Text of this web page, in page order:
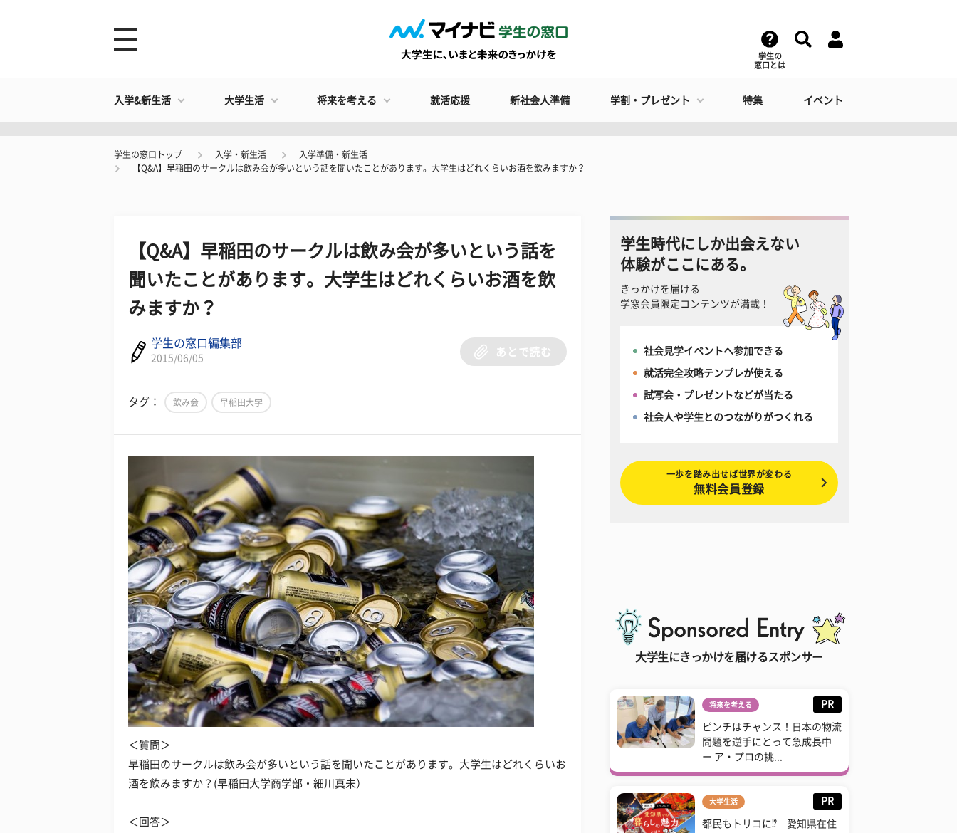
学生の
窓口とは
入学&新生活 大学生活 将来を考える 就活応援 新社会人準備 学割・プレゼント 特集 イベント
学生の窓口トップ 入学・新生活
入学準備・新生活
【Q&A】早稲田のサークルは飲み会が多いという話を聞いたことがあります。大学生はどれくらいお酒を飲みますか？
【Q&A】早稲田のサークルは飲み会が多いという話を
聞いたことがあります。大学生はどれくらいお酒を飲
みますか？
学生の窓口編集部
2015/06/05
あとで読む
タグ： 飲み会 早稲田大学
＜質問＞
早稲田のサークルは飲み会が多いという話を聞いたことがあります。大学生はどれくらいお
酒を飲みますか？(早稲田大学商学部・細川真未）
＜回答＞
学生時代にしか出会えない
体験がここにある。
きっかけを届ける
学窓会員限定コンテンツが満載！
社会見学イベントへ参加できる
就活完全攻略テンプレが使える
試写会・プレゼントなどが当たる
社会人や学生とのつながりがつくれる
一歩を踏み出せば世界が変わる
無料会員登録
大学生にきっかけを届けるスポンサー
将来を考える PR
ピンチはチャンス！日本の物流
問題を逆手にとって急成長中
ー ア・プロの挑...
大学生活 PR
都民もトリコに⁉ 愛知県在住